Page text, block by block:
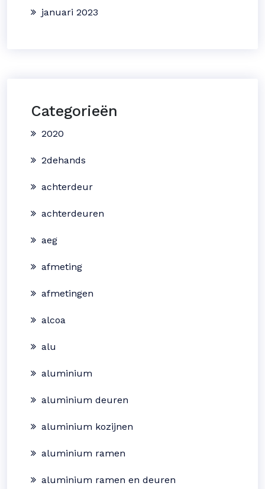
januari 2023
Categorieën
2020
2dehands
achterdeur
achterdeuren
aeg
afmeting
afmetingen
alcoa
alu
aluminium
aluminium deuren
aluminium kozijnen
aluminium ramen
aluminium ramen en deuren